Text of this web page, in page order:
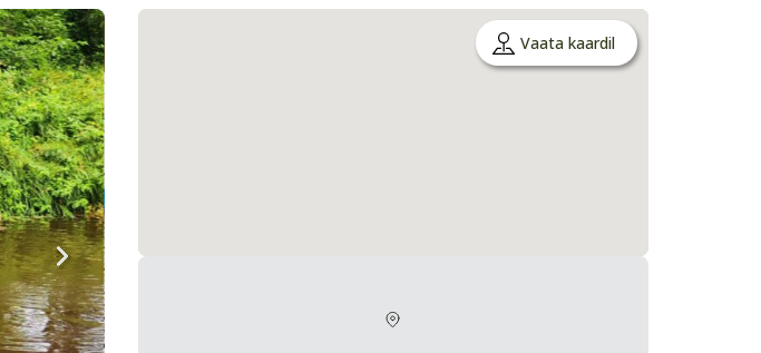
Vaata kaardil